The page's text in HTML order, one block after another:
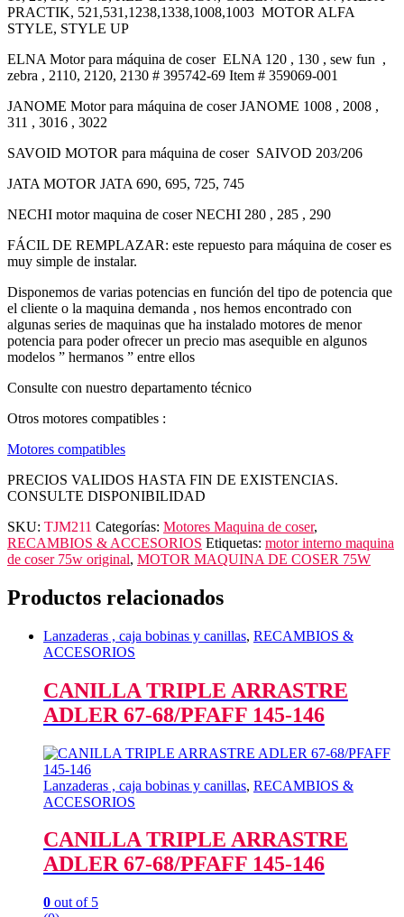
PRACTIK, 521,531,1238,1338,1008,1003 MOTOR ALFA
STYLE, STYLE UP
ELNA Motor para máquina de coser ELNA 120 , 130 , sew fun ,
zebra , 2110, 2120, 2130 # 395742-69 Item # 359069-001
JANOME Motor para máquina de coser JANOME 1008 , 2008 ,
311 , 3016 , 3022
SAVOID MOTOR para máquina de coser SAIVOD 203/206
JATA MOTOR JATA 690, 695, 725, 745
NECHI motor maquina de coser NECHI 280 , 285 , 290
FÁCIL DE REMPLAZAR: este repuesto para máquina de coser es
muy simple de instalar.
Disponemos de varias potencias en función del tipo de potencia que
el cliente o la maquina demanda , nos hemos encontrado con
algunas series de maquinas que ha instalado motores de menor
potencia para poder ofrecer un precio mas asequible en algunos
modelos ” hermanos ” entre ellos
Consulte con nuestro departamento técnico
Otros motores compatibles :
Motores compatibles
PRECIOS VALIDOS HASTA FIN DE EXISTENCIAS.
CONSULTE DISPONIBILIDAD
SKU: TJM211 Categorías: Motores Maquina de coser,
RECAMBIOS & ACCESORIOS Etiquetas: motor interno maquina
de coser 75w original, MOTOR MAQUINA DE COSER 75W
Productos relacionados
Lanzaderas , caja bobinas y canillas, RECAMBIOS &
ACCESORIOS
CANILLA TRIPLE ARRASTRE
ADLER 67-68/PFAFF 145-146
Lanzaderas , caja bobinas y canillas, RECAMBIOS &
ACCESORIOS
CANILLA TRIPLE ARRASTRE
ADLER 67-68/PFAFF 145-146
0 out of 5